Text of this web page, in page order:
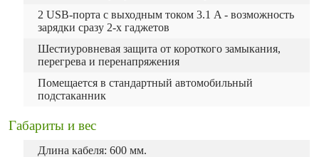
2 USB-порта с выходным током 3.1 A - возможность
зарядки сразу 2-х гаджетов
Шестиуровневая защита от короткого замыкания,
перегрева и перенапряжения
Помещается в стандартный автомобильный
подстаканник
Габариты и вес
Длина кабеля: 600 мм.